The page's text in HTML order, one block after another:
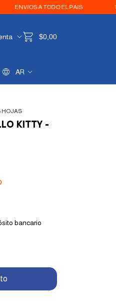
A TODO EL PAIS 10% OFF
$0,00
AR
HOJAS
KITTY -
bancario